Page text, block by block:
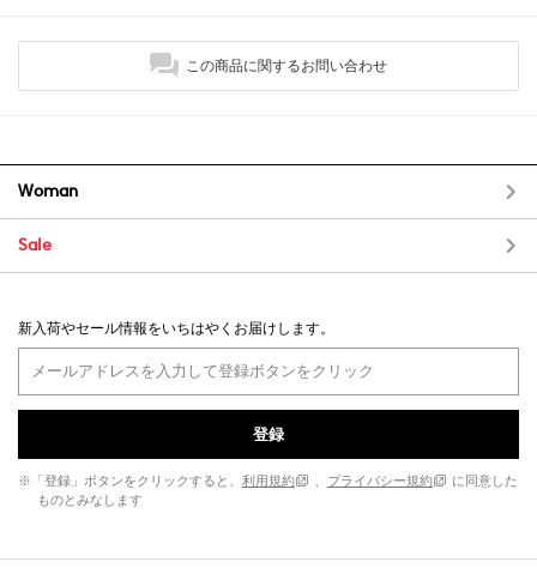
この商品に関するお問い合わせ
Woman
Sale
新入荷やセール情報をいちはやくお届けします。
登録
※「登録」ボタンをクリックすると、 利用規約 、 プライバシー規約
に同意した
ものとみなします